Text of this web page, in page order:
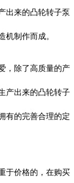
出来的凸轮转子泵
机制作而成。
除了高质量的产
产出来的凸轮转子
有的完善合理的定
价格的，在购买